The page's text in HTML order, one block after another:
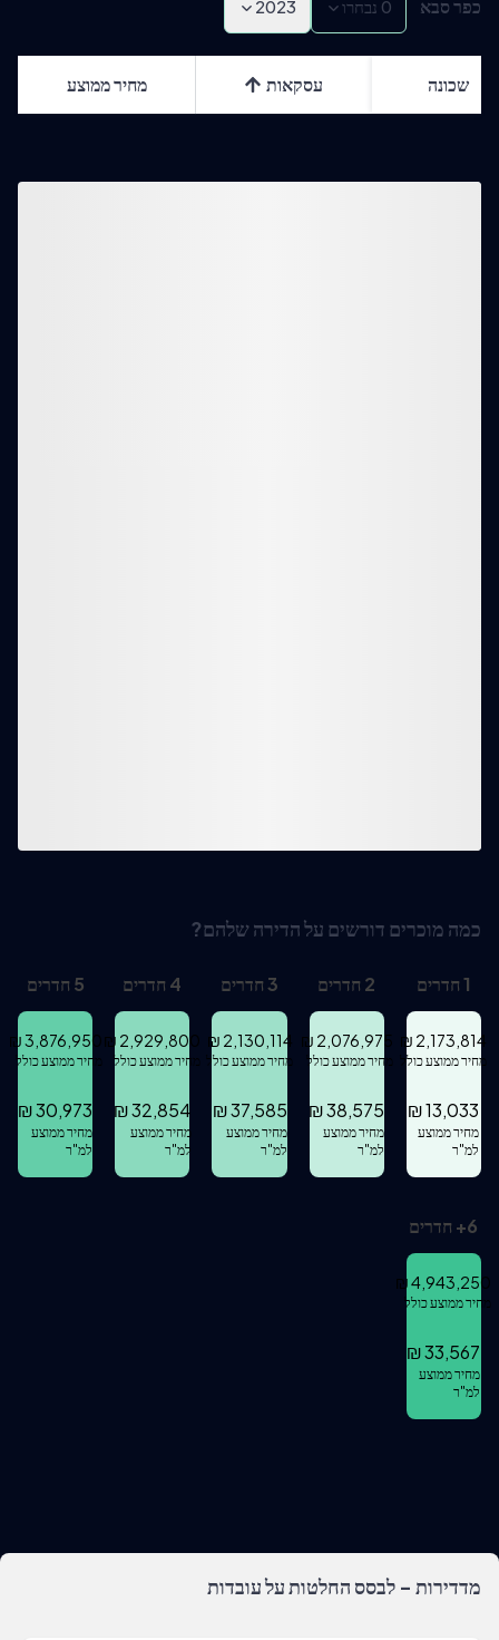
2023 0 נבחרו כפר סבא
שכונה עסקאות מחיר ממוצע
כמה מוכרים דורשים על הדירה שלהם?
1חדרים
2,173,814
₪
מחיר ממוצע כולל
13,033
₪
מחיר ממוצע
למ"ר
2 חדרים
2,076,975
₪
מחיר ממוצע כולל
38,575
₪
מחיר ממוצע
למ"ר
3חדרים
2,130,114
₪
מחיר ממוצע כולל
37,585
₪
מחיר ממוצע
למ"ר
4 חדרים
2,929,800
₪
מחיר ממוצע כולל
32,854
₪
מחיר ממוצע
למ"ר
5 חדרים
3,876,950
₪
מחיר ממוצע כולל
30,973
₪
מחיר ממוצע
למ"ר
6
+ חדרים
4,943,250
₪
מחיר ממוצע כולל
33,567
₪
מחיר ממוצע
למ"ר
מדדירות - לבסס החלטות על עובדות